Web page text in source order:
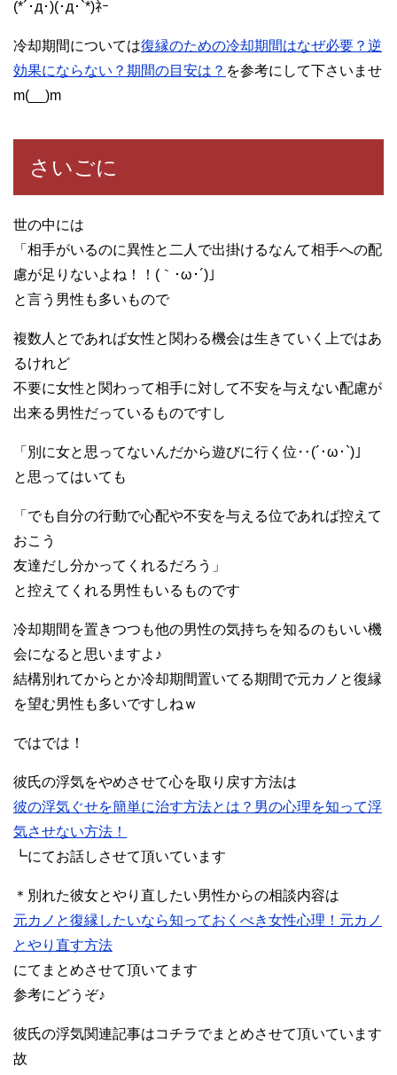
(*´･д･)(･д･`*)ﾈｰ
冷却期間については復縁のための冷却期間はなぜ必要？逆
効果にならない？期間の目安は？ を参考にして下さいませ
m(__)m
さいごに
世の中には
「相手がいるのに異性と二人で出掛けるなんて相手への配
慮が足りないよね！！(｀･ω･´)」
と言う男性も多いもので
複数人とであれば女性と関わる機会は生きていく上ではあ
るけれど
不要に女性と関わって相手に対して不安を与えない配慮が
出来る男性だっているものですし
「別に女と思ってないんだから遊びに行く位‥(´･ω･`)」
と思ってはいても
「でも自分の行動で心配や不安を与える位であれば控えて
おこう
友達だし分かってくれるだろう」
と控えてくれる男性もいるものです
冷却期間を置きつつも他の男性の気持ちを知るのもいい機
会になると思いますよ♪
結構別れてからとか冷却期間置いてる期間で元カノと復縁
を望む男性も多いですしねｗ
ではでは！
彼氏の浮気をやめさせて心を取り戻す方法は
彼の浮気ぐせを簡単に治す方法とは？男の心理を知って浮
気させない方法！
┗にてお話しさせて頂いています
＊別れた彼女とやり直したい男性からの相談内容は
元カノと復縁したいなら知っておくべき女性心理！元カノ
とやり直す方法
にてまとめさせて頂いてます
参考にどうぞ♪
彼氏の浮気関連記事はコチラでまとめさせて頂いています
故